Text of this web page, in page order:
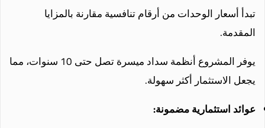
تبدأ أسعار الوحدات من أرقام تنافسية مقارنة بالمزايا
المقدمة.
يوفر المشروع أنظمة سداد ميسرة تصل حتى 10 سنوات، مما
يجعل الاستثمار أكثر سهولة.
عوائد استثمارية مضمونة: